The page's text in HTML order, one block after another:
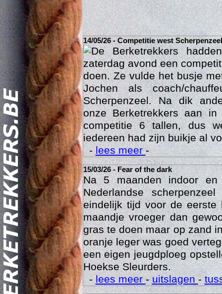
14/05/26 - Competitie west Scherpenzeel
De Berketrekkers
zaterdag avond een
doen. Ze vulde het busje
Jochen als coach/
Scherpenzeel. Na dik
onze Berketrekkers aan
competitie 6 tallen, dus
iedereen had zijn buikje al
- lees meer-
15/03/26 - Fear of the dark
Na 5 maanden indoor
Nederlandse
eindelijk tijd voor de eerste
maandje vroeger dan
gras te doen maar op zand
oranje leger was goed
een eigen jeugdploeg
Hoekse Sleurders.
- lees meer -uitslagen-